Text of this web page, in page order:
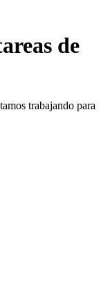
de
trabajando para